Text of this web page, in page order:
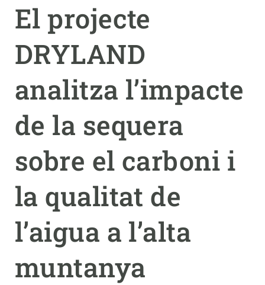
El projecte
DRYLAND
analitza l’impacte
de la sequera
sobre el carboni i
la qualitat de
l’aigua a l’alta
muntanya
menu
RECERCA
CIÈNCIA EN ACCIÓ
NOTÍCIES I AGENDA